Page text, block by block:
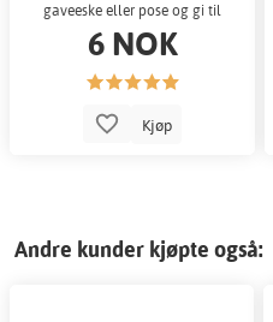
gaveeske eller pose og gi til
dine k
6 NOK
Kjøp
Andre kunder kjøpte også: